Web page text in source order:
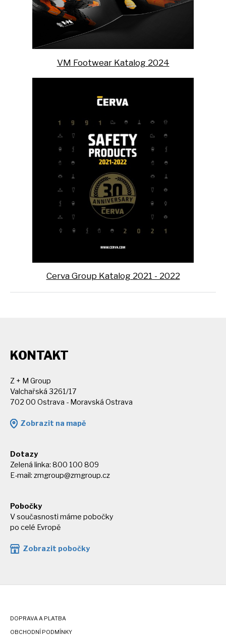
VM Footwear Katalog 2024
Cerva Group Katalog 2021 - 2022
KONTAKT
Z + M Group
Valchařská 3261/17
702 00 Ostrava - Moravská Ostrava
Zobrazit na mapě
Dotazy
Zelená linka: 800 100 809
E-mail: zmgroup@zmgroup.cz
Pobočky
V současnosti máme pobočky
po celé Evropě
Zobrazit pobočky
DOPRAVA A PLATBA
OBCHODNÍ PODMÍNKY